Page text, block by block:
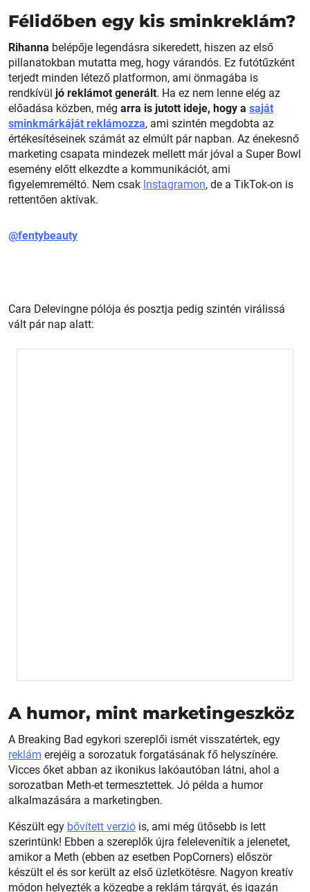
Félidőben egy kis sminkreklám?
Rihanna belépője legendásra sikeredett, hiszen az első
pillanatokban mutatta meg, hogy várandós. Ez futótűzként
terjedt minden létező platformon, ami önmagába is
rendkívül jó reklámot generált. Ha ez nem lenne elég az
előadása közben, még arra is jutott ideje, hogy a saját
sminkmárkáját reklámozza, ami szintén megdobta az
értékesítéseinek számát az elmúlt pár napban. Az énekesnő
marketing csapata mindezek mellett már jóval a Super Bowl
esemény előtt elkezdte a kommunikációt, ami
figyelemreméltó. Nem csak Instagramon, de a TikTok-on is
rettentően aktívak.
@fentybeauty
Cara Delevingne pólója és posztja pedig szintén virálissá
vált pár nap alatt:
A humor, mint marketingeszköz
A Breaking Bad egykori szereplői ismét visszatértek, egy
reklám erejéig a sorozatuk forgatásának fő helyszínére.
Vicces őket abban az ikonikus lakóautóban látni, ahol a
sorozatban Meth-et termesztettek. Jó példa a humor
alkalmazására a marketingben.
Készült egy bővített verzió is, ami még ütősebb is lett
szerintünk! Ebben a szereplők újra felelevenítik a jelenetet,
amikor a Meth (ebben az esetben PopCorners) először
készült el és sor került az első üzletkötésre. Nagyon kreatív
módon helyezték a közegbe a reklám tárgyát, és igazán